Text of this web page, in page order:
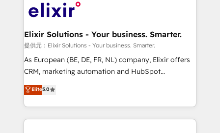
HIPAA-aware; CASL-compliant; GDPR-ready
implementations where required 💡 Why 500+
built to scale.
Design, Migrations + Integrations. Mole Street’s
greatness, which is achieved through creating
absolute clarity, derived from a well-defined
strategy, executed well, and reported on with clear
results. The culture is driven by core values; Joy, Grit,
Mindedness, and Clarity. We are driven to win for the
collective good of the company and its clientele, and
Elixir Solutions - Your business. Smarter.
提供元：Elixir Solutions - Your business. Smarter.
As European (BE, DE, FR, NL) company, Elixir offers
CRM, marketing automation and HubSpot
integration products and services to mid-market
and enterprise customers. We ensure that your sales,
service and marketing department operates in the
most effective way, while at the same time
Elite5.0